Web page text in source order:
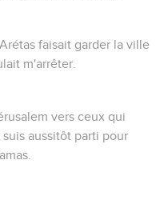
faisait garder la ville
m'arrêter.
vers ceux qui
aussitôt parti pour